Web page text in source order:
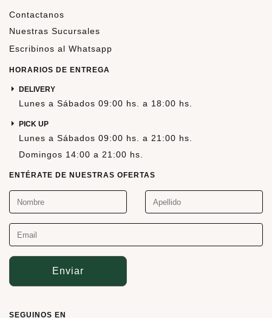
Contactanos
Nuestras Sucursales
Escribinos al Whatsapp
HORARIOS DE ENTREGA
DELIVERY
Lunes a Sábados 09:00 hs. a 18:00 hs.
PICK UP
Lunes a Sábados 09:00 hs. a 21:00 hs.
Domingos 14:00 a 21:00 hs.
ENTÉRATE DE NUESTRAS OFERTAS
Enviar
SEGUINOS EN